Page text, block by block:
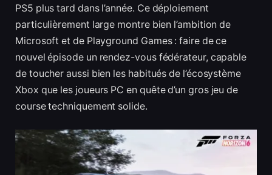
PS5 plus tard dans l’année. Ce déploiement
particulièrement large montre bien l’ambition de
Microsoft et de Playground Games : faire de ce
nouvel épisode un rendez-vous fédérateur, capable
de toucher aussi bien les habitués de l’écosystème
Xbox que les joueurs PC en quête d’un gros jeu de
course techniquement solide.